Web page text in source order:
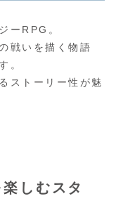
ーRPG。
戦いを描く物語
。
ストーリー性が魅
しむスタ